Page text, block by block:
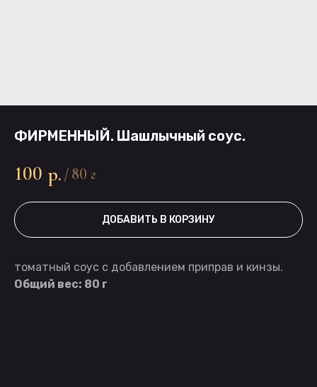
ФИРМЕННЫЙ. Шашлычный соус.
100 р./80 г
ДОБАВИТЬ В КОРЗИНУ
томатный соус с добавлением приправ и кинзы.
Общий вес: 80 г